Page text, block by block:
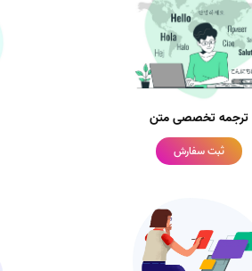
ترجمه تخصصی متن
ثبت سفارش